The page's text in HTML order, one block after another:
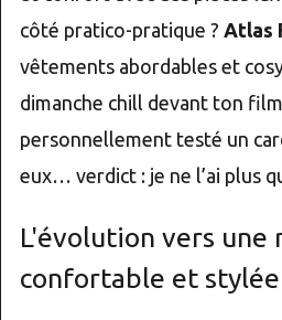
côté pratico-pratique ? Atlas
vêtements abordables et
dimanche chill devant ton
personnellement testé un
eux… verdict : je ne l’ai plus
L'évolution vers une
confortable et stylée